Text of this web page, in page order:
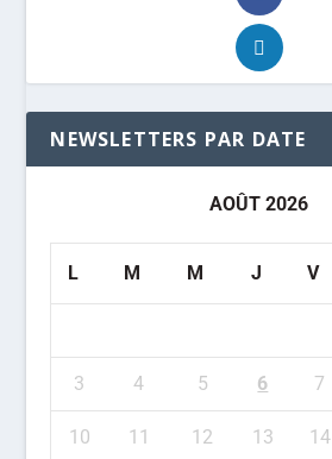
NEWSLETTERS PAR DATE
AOÛT 2026
L M M J V
3 4 5 6 7
10 11 12 13 14